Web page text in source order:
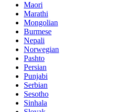
Maori
Marathi
Mongolian
Burmese
Nepali
Norwegian
Pashto
Persian
Punjabi
Serbian
Sesotho
Sinhala